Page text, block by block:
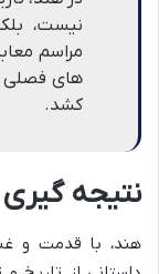
نیست،
مراسم
های فصلی
کشد.
نتیجه گیری
هند، با قدمت و